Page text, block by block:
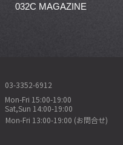
032C MAGAZINE
03-3352-6912
Mon-Fri 15:00-19:00
Sat,Sun 14:00-19:00
Mon-Fri 13:00-19:00 (お問合せ)